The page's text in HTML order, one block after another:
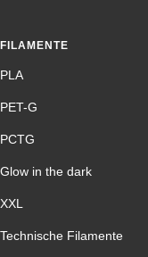
FILAMENTE
PLA
PET-G
PCTG
Glow in the dark
XXL
Technische Filamente